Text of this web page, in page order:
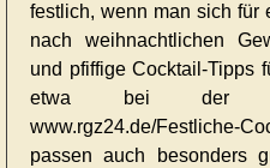
festlich, wenn man sich für
nach weihnachtlichen
und pfiffige Cocktail-Tipps
etwa bei der
www.rgz24.de/
passen auch besonders